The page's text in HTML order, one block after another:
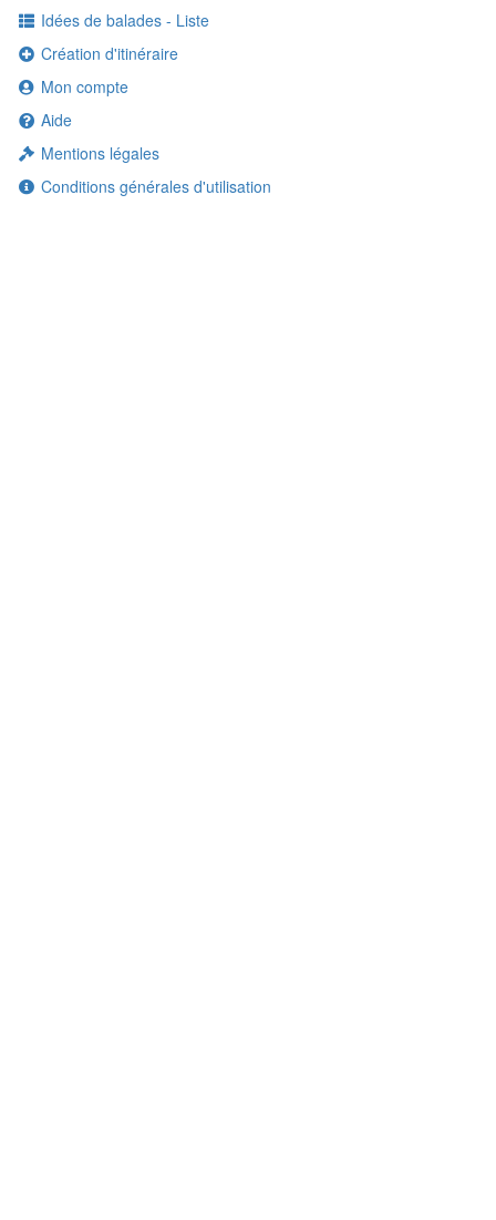
Idées de balades - Liste
Création d'itinéraire
Mon compte
Aide
Mentions légales
Conditions générales d'utilisation